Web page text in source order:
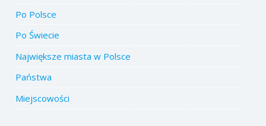
Po Polsce
Po Świecie
Największe miasta w Polsce
Państwa
Miejscowości